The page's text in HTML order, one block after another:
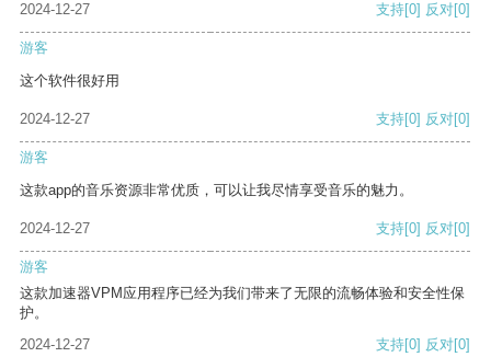
2024-12-27 支持[0] 反对[0]
游客
这个软件很好用
2024-12-27 支持[0] 反对[0]
游客
这款app的音乐资源非常优质，可以让我尽情享受音乐的魅力。
2024-12-27 支持[0] 反对[0]
游客
这款加速器VPM应用程序已经为我们带来了无限的流畅体验和安全性保
护。
2024-12-27
支持[0] 反对[0]